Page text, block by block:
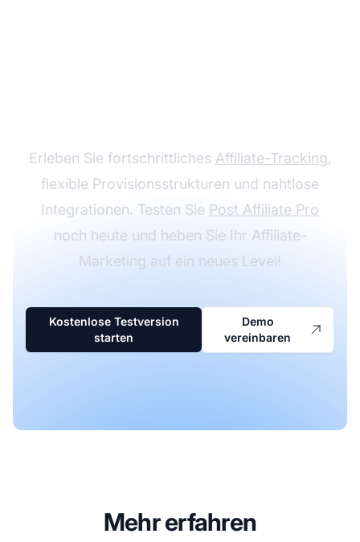
Erleben Sie fortschrittliches Affiliate-Tracking,
flexible Provisionsstrukturen und nahtlose
Integrationen. Testen Sie Post Affiliate Pro
noch heute und heben Sie Ihr Affiliate-
Marketing auf ein neues Level!
Kostenlose Testversion
starten
Demo
vereinbaren
Mehr erfahren